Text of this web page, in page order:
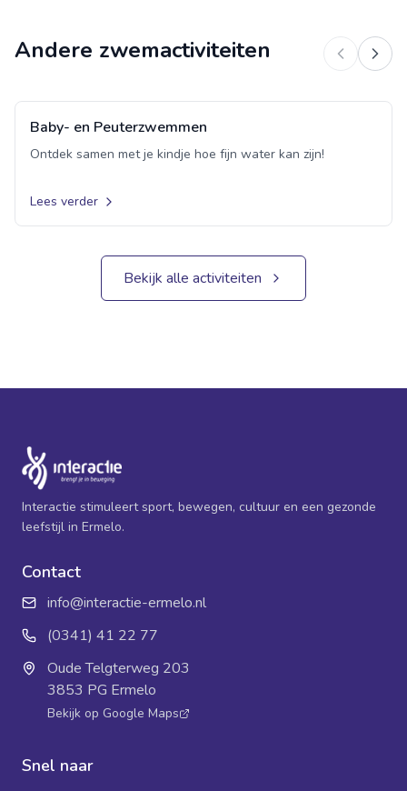
Andere zwemactiviteiten
Groepsles
Baby- en Peuterzwemmen
Ontdek samen met je kindje hoe fijn water kan zijn!
Lees verder
Bekijk alle activiteiten
Interactie stimuleert sport, bewegen, cultuur en een gezonde
leefstijl in Ermelo.
Contact
info@interactie-ermelo.nl
(0341) 41 22 77
Oude Telgterweg 203
3853 PG Ermelo
Bekijk op Google Maps
Snel naar